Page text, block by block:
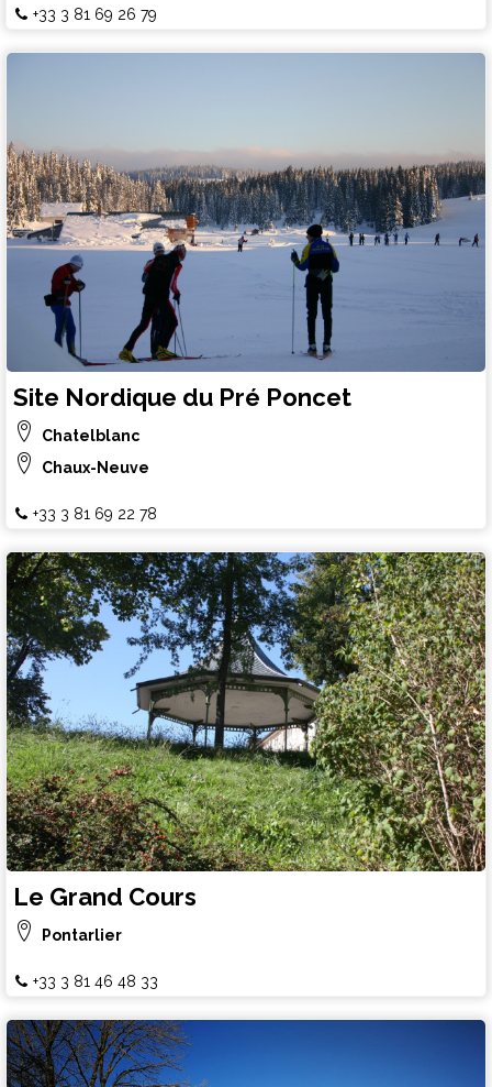
+33 3 81 69 26 79
Site Nordique du Pré Poncet
Chatelblanc
Chaux-Neuve
+33 3 81 69 22 78
Le Grand Cours
Pontarlier
+33 3 81 46 48 33